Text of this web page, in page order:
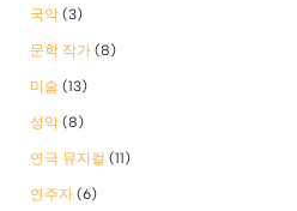
국악 (3)
문학 작가 (8)
미술 (13)
성악 (8)
연극 뮤지컬 (11)
연주자 (6)